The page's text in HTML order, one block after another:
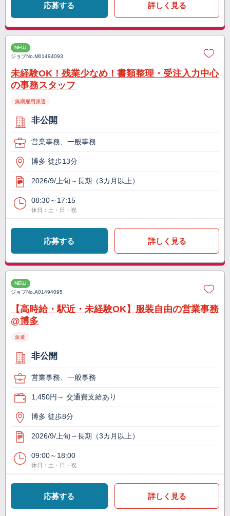
応募する 詳しく見る
NEW
ジョブNo.M01494093
未経験OK！残業少なめ！書類整理・受注入力中心
の事務スタッフ
無期雇用派遣
非公開
営業事務、一般事務
博多 徒歩13分
2026/9/上旬～長期（3カ月以上）
08:30～17:15
休日：土・日・祝
応募する 詳しく見る
NEW
ジョブNo.A01494095
【高時給・駅近・未経験OK】服装自由の営業事務
@博多
派遣
非公開
営業事務、一般事務
1,450円～ 交通費支給あり
博多 徒歩8分
2026/9/上旬～長期（3カ月以上）
09:00～18:00
休日：土・日・祝
応募する 詳しく見る